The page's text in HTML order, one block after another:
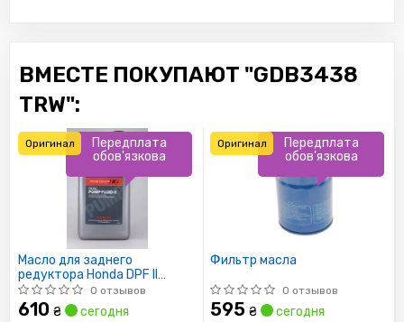
ВМЕСТЕ ПОКУПАЮТ "GDB3438
TRW":
Масло для заднего
редуктора Honda DPF II
(DPSF) 0,946л0 отзывов
610 ₴ сегодня
Передплата
обов'язкова
Оригинал
Фильтр масла
0 отзывов
595 ₴
сегодня
Передплата
обов'язкова
Оригинал